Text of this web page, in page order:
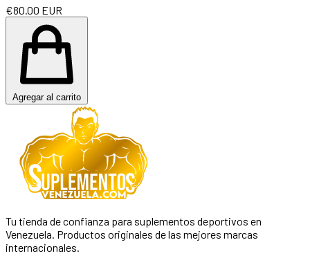
€80.00 EUR
Agregar al carrito
Tu tienda de confianza para suplementos deportivos en
Venezuela. Productos originales de las mejores marcas
internacionales.